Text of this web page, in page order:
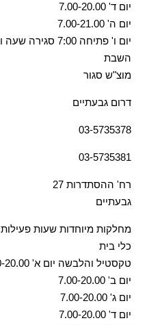
יום ד' 7.00-20.00
יום ה' 7.00-21.00
השבת
מוצ"ש סגור
דרום גבעתיים
03-5735378
03-5735381
רח' ההסתדרות 27
גבעתיים
מחלקות מיוחדות שעות פעילות
כלי בית
טקסטיל והלבשה יום א' 7.00-20.00
יום ב' 7.00-20.00
יום ג' 7.00-20.00
יום ד' 7.00-20.00